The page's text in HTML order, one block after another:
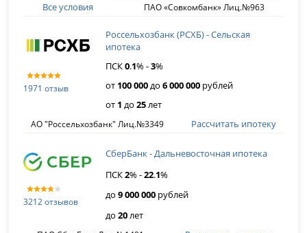
Все условия ПАО «Совкомбанк» Лиц.№963
1971 отзыв
Россельхозбанк (РСХБ) - Сельская
ипотека
ПСК0.1% -3%
от 100 000до6 000 000 рублей
от 1 до25лет
АО "Россельхозбанк" Лиц.№3349 Рассчитать ипотеку
3212 отзывов
СберБанк - Дальневосточная ипотека
ПСК2% -22.1%
до9 000 000 рублей
до20 лет